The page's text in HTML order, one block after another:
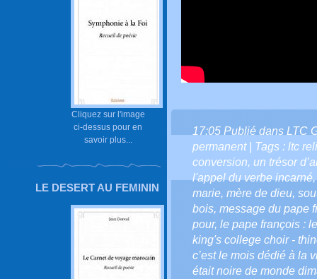
Cliquez sur l'image
ci-dessus pour en
savoir plus...
LE DESERT AU FEMININ
17:05 Publié dans LTC
permanent| Tags : ltc
conversion, un trésor
l'appel du verbe incarné
marie, mère de dieu,
bois, message du pape
pour, le pape françois :
king's college choir -
c’est le mois dédié à la
était noire de monde